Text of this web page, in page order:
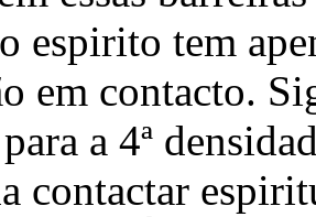
espirito tem
em contacto.
a 4ª
contactar